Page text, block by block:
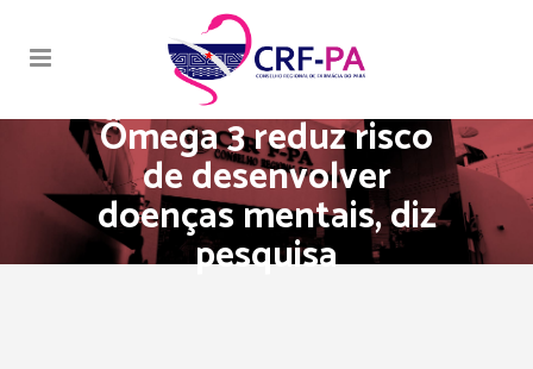
Ômega 3 reduz risco
de desenvolver
doenças mentais, diz
pesquisa